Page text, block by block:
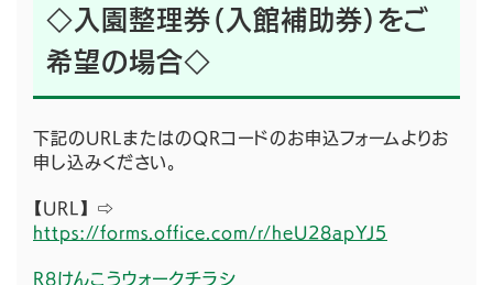
◇入園整理券（入館補助券）をご
希望の場合◇
下記のURLまたはのQRコードのお申込フォームよりお
申し込みください。
【URL】 ⇨
https://forms.office.com/r/heU28apYJ5
R8けんこうウォークチラシ